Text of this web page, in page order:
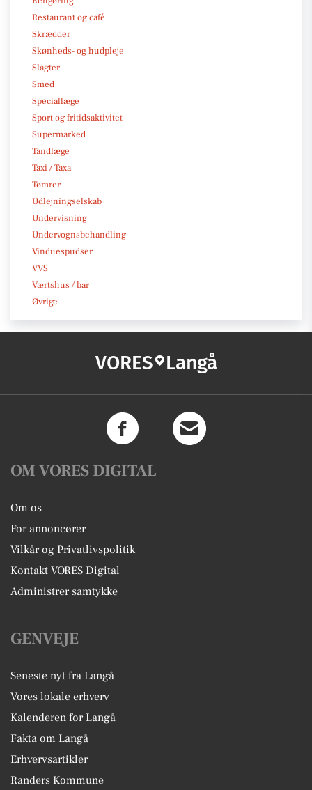
Restaurant og café
Skrædder
Skønheds- og hudpleje
Slagter
Smed
Speciallæge
Sport og fritidsaktivitet
Supermarked
Tandlæge
Taxi / Taxa
Tømrer
Udlejningselskab
Undervisning
Undervognsbehandling
Vinduespudser
VVS
Værtshus / bar
Øvrige
VORES Langå
OM VORES DIGITAL
Om os
For annoncører
Vilkår og Privatlivspolitik
Kontakt VORES Digital
Administrer samtykke
GENVEJE
Seneste nyt fra Langå
Vores lokale erhverv
Kalenderen for Langå
Fakta om Langå
Erhvervsartikler
Randers Kommune